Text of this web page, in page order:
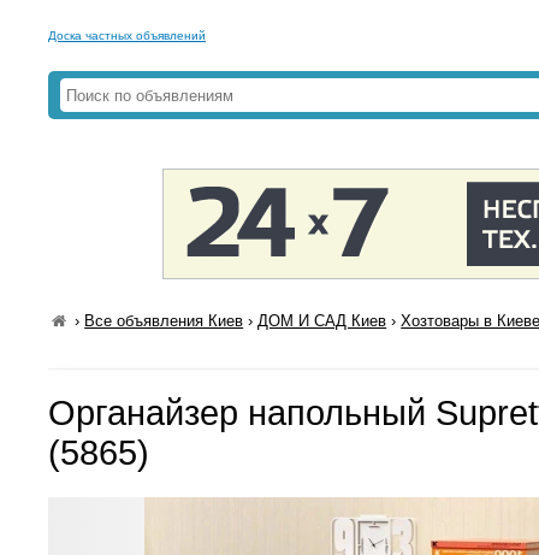
Доска частных объявлений
› Все объявления Киев ›ДОМ И САД Киев ›Хозтовары в
Органайзер напольный
(5865)